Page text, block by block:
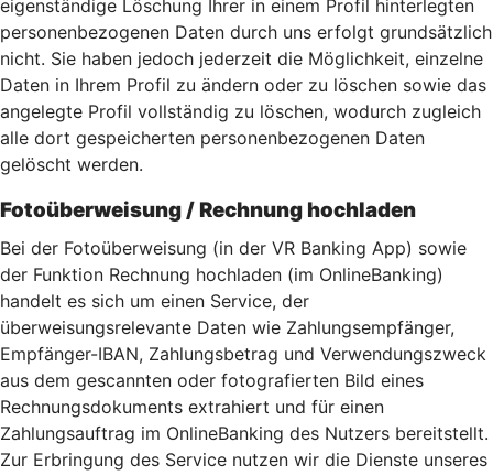
eigenständige Löschung Ihrer in einem Profil hinterlegten
personenbezogenen Daten durch uns erfolgt grundsätzlich
nicht. Sie haben jedoch jederzeit die Möglichkeit, einzelne
Daten in Ihrem Profil zu ändern oder zu löschen sowie das
angelegte Profil vollständig zu löschen, wodurch zugleich
alle dort gespeicherten personenbezogenen Daten
gelöscht werden.
Fotoüberweisung / Rechnung hochladen
Bei der Fotoüberweisung (in der VR Banking App) sowie
der Funktion Rechnung hochladen (im OnlineBanking)
handelt es sich um einen Service, der
überweisungsrelevante Daten wie Zahlungsempfänger,
Empfänger-IBAN, Zahlungsbetrag und Verwendungszweck
aus dem gescannten oder fotografierten Bild eines
Rechnungsdokuments extrahiert und für einen
Zahlungsauftrag im OnlineBanking des Nutzers bereitstellt.
Zur Erbringung des Service nutzen wir die Dienste unseres